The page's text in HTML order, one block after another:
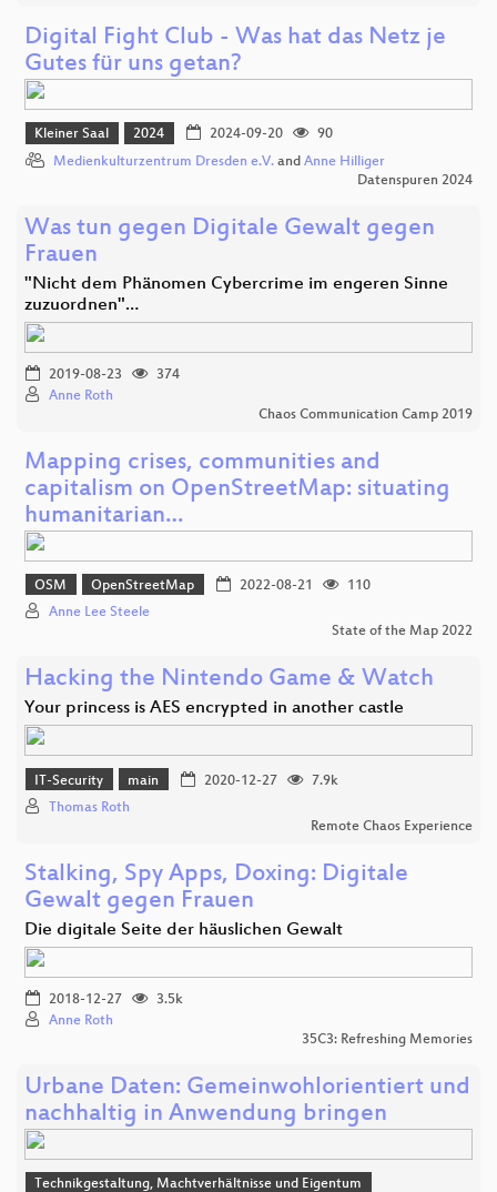
Digital Fight Club - Was hat das Netz je
Gutes für uns getan?
Kleiner Saal 2024 2024-09-20
90
Medienkulturzentrum Dresden e.V. and Anne Hilliger
Datenspuren 2024
Was tun gegen Digitale Gewalt gegen
Frauen
"Nicht dem Phänomen Cybercrime im engeren Sinne
zuzuordnen"…
2019-08-23
374
Anne Roth
Chaos Communication Camp 2019
Mapping crises, communities and
capitalism on OpenStreetMap: situating
humanitarian…
OSM OpenStreetMap 2022-08-21
110
Anne Lee Steele
State of the Map 2022
Hacking the Nintendo Game & Watch
Your princess is AES encrypted in another castle
IT-Security main 2020-12-27
7.9k
Thomas Roth
Remote Chaos Experience
Stalking, Spy Apps, Doxing: Digitale
Gewalt gegen Frauen
Die digitale Seite der häuslichen Gewalt
2018-12-27
3.5k
Anne Roth
35C3: Refreshing Memories
Urbane Daten: Gemeinwohlorientiert und
nachhaltig in Anwendung bringen
Technikgestaltung, Machtverhältnisse und Eigentum